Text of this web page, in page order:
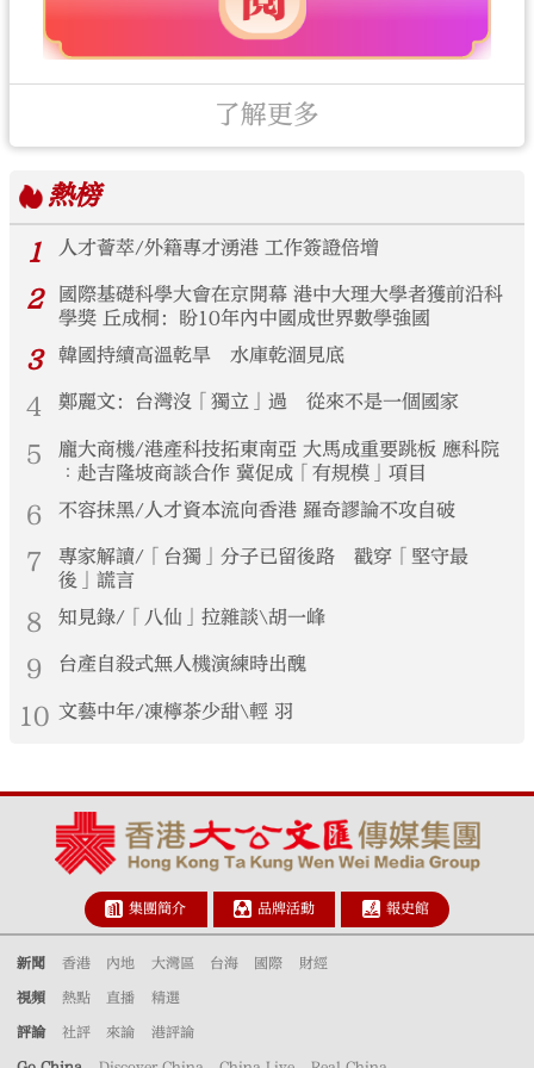
了解更多
熱榜
1
人才薈萃/外籍專才湧港 工作簽證倍增
2
國際基礎科學大會在京開幕 港中大理大學者獲前沿科
學獎 丘成桐：盼10年內中國成世界數學強國
3 韓國持續高溫乾旱 水庫乾涸見底
4 鄭麗文：台灣沒「獨立」過 從來不是一個國家
5
龐大商機/港產科技拓東南亞 大馬成重要跳板 應科院
︰赴吉隆坡商談合作 冀促成「有規模」項目
6 不容抹黑/人才資本流向香港 羅奇謬論不攻自破
7
專家解讀/「台獨」分子已留後路 戳穿「堅守最
後」謊言
8 知見錄/「八仙」拉雜談\胡一峰
9 台產自殺式無人機演練時出醜
10 文藝中年/凍檸茶少甜\輕 羽
集團簡介 品牌活動 報史館
新聞 香港 內地 大灣區 台海 國際 財經
視頻 熱點 直播 精選
評論 社評 來論 港評論